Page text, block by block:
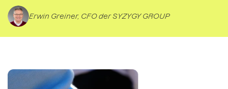
Erwin Greiner, CFO der SYZYGY GROUP